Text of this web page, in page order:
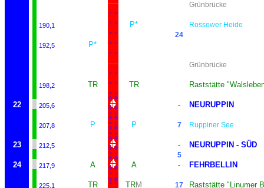
Grünbrücke
* *
190,1 * * P*
Rossower Heide
* * 24
192,5 P* * *
* *
Grünbrücke
* *
198,2 TR * * TR Raststätte
* *
22 205,6 * * - NEURUPPIN
* *
207,8 P * * P 7
Ruppiner See
* *
23 212,5 * * - NEURUPPIN - SÜD
* * 5
24 217,9 A * * A - FEHRBELLIN
* *
225,1 TR * * TRM 17 Raststätte "Linumer